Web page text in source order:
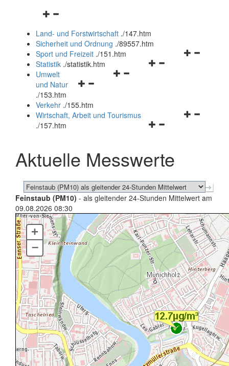
Navigationsmenü
und
schließen
Land- und Forstwirtschaft ./147.htm
Sicherheit und Ordnung ./89557.htm
Navigationsmenü
Sport und Freizeit ./151.htm
Navigationsmenü
Statistik ./statistik.htm
Navigationsmenü
und
schließen
Umwelt
und Natur
./153.htm
Verkehr ./155.htm
Navigationsmenü
schließen
Wirtschaft, Arbeit und Tourismus
./157.htm
Aktuelle Messwerte
Feinstaub (PM10) - als gleitender 24-Stunden Mittelwert am
09.08.2026 08:30
+
–